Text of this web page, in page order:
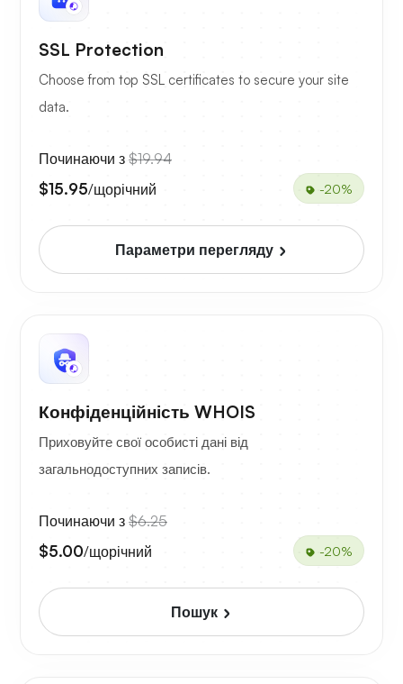
SSL Protection
Choose from top SSL certificates to secure your site
data.
Починаючи з $19.94
$15.95/щорічний -20%
Параметри перегляду
Конфіденційність WHOIS
Приховуйте свої особисті дані від
загальнодоступних записів.
Починаючи з $6.25
$5.00/щорічний -20%
Пошук